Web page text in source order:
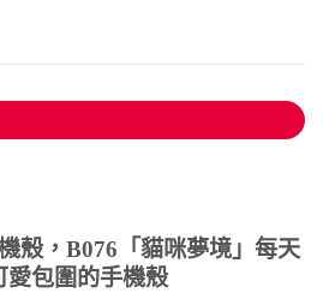
殼，B076「貓咪夢境」每天
愛包圍的手機殼